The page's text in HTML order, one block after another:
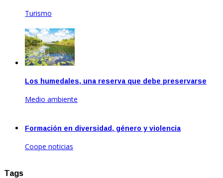
Turismo
Los humedales, una reserva que debe preservarse
Medio ambiente
Formación en diversidad, género y violencia
Coope noticias
Tags